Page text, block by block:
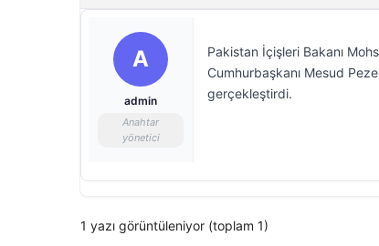
A
admin
Anahtar
yönetici
Pakistan İçişleri Bakanı
Cumhurbaşkanı Mesud
gerçekleştirdi.
1 yazı görüntüleniyor (toplam 1)